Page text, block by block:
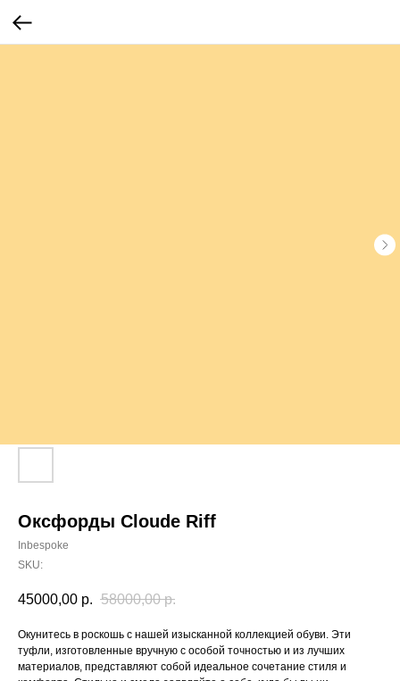
Оксфорды Cloude Riff
Inbespoke
SKU:
45000,00 р. 58000,00 р.
Окунитесь в роскошь с нашей изысканной коллекцией обуви. Эти
туфли, изготовленные вручную с особой точностью и из лучших
материалов, представляют собой идеальное сочетание стиля и